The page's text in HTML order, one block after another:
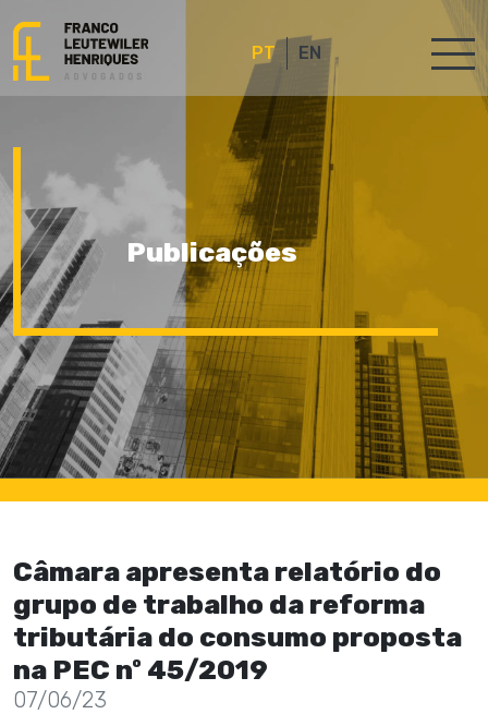
PT EN
Publicações
Câmara apresenta relatório do
grupo de trabalho da reforma
tributária do consumo proposta
na PEC nº 45/2019
07/06/23